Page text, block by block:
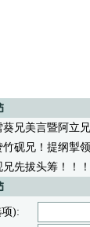
葵兄美言暨阿立兄
竹砚兄！提纲掣
兄先拔头筹！！
):